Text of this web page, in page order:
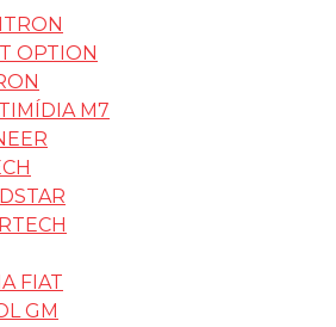
OPTION
M7
FIAT
GM